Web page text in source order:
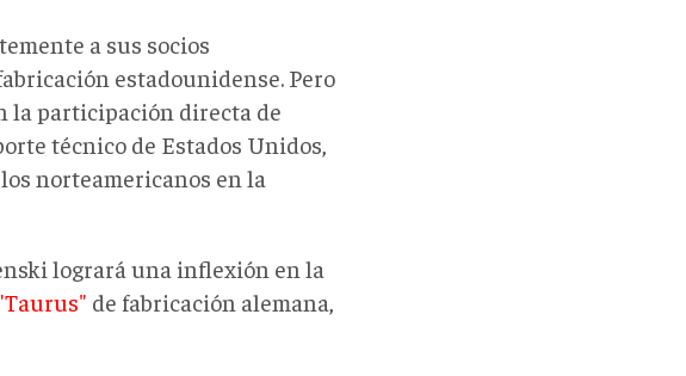
a sus socios
estadounidense. Pero
la participación directa de
técnico de Estados Unidos,
norteamericanos en la
logrará una inflexión en la
de fabricación alemana,